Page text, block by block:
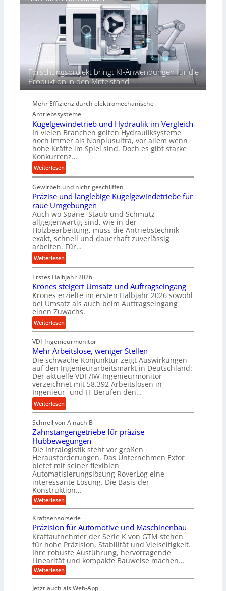
r
i
e
P
r
f
o
r
m
a
n
c
b
e
i
m
D
r
ü
c
k
p
r
o
z
e
s
Forschungsprojekt bringt KI-Anwendungen für die
Produktion in den Mittelstand
Mehr Effizienz durch elektromechanische
Antriebssysteme
Kugelgewindetrieb und Hydraulik im Vergleich
In vielen Branchen gelten Hydrauliksysteme
noch immer als Nonplusultra, vor allem wenn
hohe Kräfte im Spiel sind. Doch es gibt starke
Konkurrenz…
Weiterlesen:
K
u
g
e
l
g
e
w
i
n
e
t
r
i
b
u
n
d
H
y
d
r
a
l
i
k
i
m
V
e
r
g
e
c
h
Gewirbelt und nicht geschliffen
Präzise und langlebige Kugelgewindetriebe für
raue Umgebungen
Auch wo Späne, Staub und Schmutz
allgegenwärtig sind, wie in der
Holzbearbeitung, muss die Antriebstechnik
exakt, schnell und dauerhaft zuverlässig
arbeiten. Für…
Weiterlesen:
P
r
ä
z
i
s
e
u
n
d
l
a
n
g
e
b
i
g
e
K
u
g
e
l
g
e
w
i
n
d
e
t
Erstes Halbjahr 2026
Krones steigert Umsatz und Auftragseingang
Krones erzielte im ersten Halbjahr 2026 sowohl
bei Umsatz als auch beim Auftragseingang
einen Zuwachs.
Weiterlesen:
K
r
o
n
e
s
s
t
e
e
r
t
U
m
s
a
t
u
n
d
A
u
f
t
VDI-Ingenieurmonitor
Mehr Arbeitslose, weniger Stellen
Die schwache Konjunktur zeigt Auswirkungen
auf den Ingenieurarbeitsmarkt in Deutschland:
Der aktuelle VDI-/IW-Ingenieurmonitor
verzeichnet mit 58.392 Arbeitslosen in
Ingenieur- und IT-Berufen den…
Weiterlesen:
M
e
h
r
A
r
b
e
i
t
s
l
o
s
e
,
w
e
n
Schnell von A nach B
Zahnstangengetriebe für präzise
Hubbewegungen
Die Intralogistik steht vor großen
Herausforderungen. Das Unternehmen Extor
bietet mit seiner flexiblen
Automatisierungslösung RoverLog eine
interessante Lösung. Die Basis der
Konstruktion…
Weiterlesen:
Z
h
n
s
t
a
n
g
e
n
Kraftsensorserie
Präzision für Automotive und Maschinenbau
Kraftaufnehmer der Serie K von GTM stehen
für hohe Präzision, Stabilität und Vielseitigkeit.
Ihre robuste Ausführung, hervorragende
Linearität und kompakte Bauweise machen…
Weiterlesen:
P
Jetzt auch als Web-App